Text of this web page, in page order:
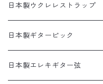
プリント生地ギターストラッ
犬柄
猫柄
帆布ギターストラップ
無地ギターストラップ
生地製カメラストラップ
猫柄カメラストラップ
花柄カメラストラップ
牛本革製カメラストラップ
日本製ウクレレストラップ
リボンレイウクレレストラ
イプ）
両側エンドピン用ウクレレ
日本製ギターピック
食べ物ピック
日本製エレキギター弦